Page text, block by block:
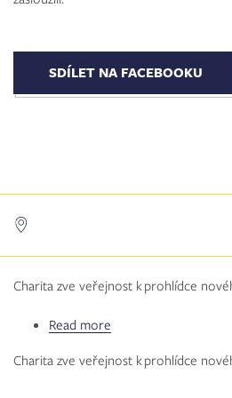
dokončen
a&nbsp;požehnán
SDÍLET NA FACEBOOKU
Charita zve veřejnost k prohlídce
Read more
otevřených
Charita zve veřejnost k prohlídce